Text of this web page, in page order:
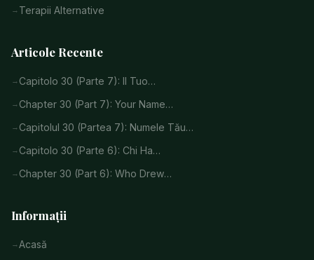
Terapii Alternative
Articole Recente
Capitolo 30 (Parte 7): Il Tuo…
Chapter 30 (Part 7): Your Name…
Capitolul 30 (Partea 7): Numele Tău…
Capitolo 30 (Parte 6): Chi Ha…
Chapter 30 (Part 6): Who Drew…
Informații
Acasă